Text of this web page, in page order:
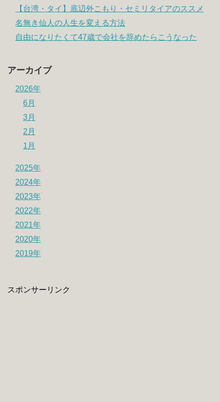
【台湾・タイ】底辺外こもり・セミリタイアのススメ
名無き仙人の人生を変える方法
自由になりたくて47歳で会社を辞めたらこうなった
アーカイブ
2026年
6月
3月
2月
1月
2025年
2024年
2023年
2022年
2021年
2020年
2019年
スポンサーリンク